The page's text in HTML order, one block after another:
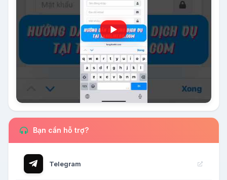
▶
Bạn cần hỗ trợ?
Telegram